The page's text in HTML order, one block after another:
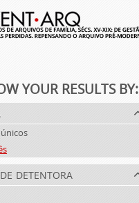
YOUR RESULTS BY:
detentora